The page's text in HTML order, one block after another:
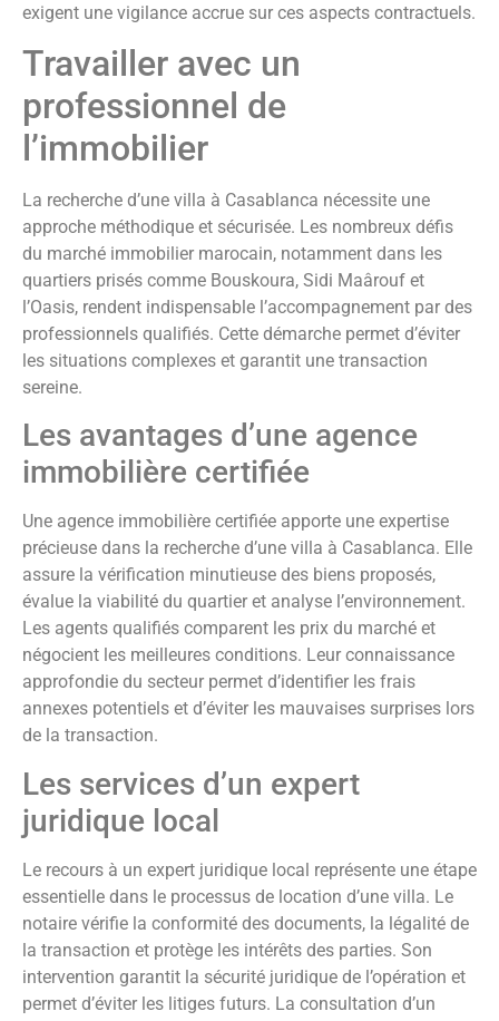
exigent une vigilance accrue sur ces aspects contractuels.
Travailler avec un
professionnel de
l’immobilier
La recherche d’une villa à Casablanca nécessite une
approche méthodique et sécurisée. Les nombreux défis
du marché immobilier marocain, notamment dans les
quartiers prisés comme Bouskoura, Sidi Maârouf et
l’Oasis, rendent indispensable l’accompagnement par des
professionnels qualifiés. Cette démarche permet d’éviter
les situations complexes et garantit une transaction
sereine.
Les avantages d’une agence
immobilière certifiée
Une agence immobilière certifiée apporte une expertise
précieuse dans la recherche d’une villa à Casablanca. Elle
assure la vérification minutieuse des biens proposés,
évalue la viabilité du quartier et analyse l’environnement.
Les agents qualifiés comparent les prix du marché et
négocient les meilleures conditions. Leur connaissance
approfondie du secteur permet d’identifier les frais
annexes potentiels et d’éviter les mauvaises surprises lors
de la transaction.
Les services d’un expert
juridique local
Le recours à un expert juridique local représente une étape
essentielle dans le processus de location d’une villa. Le
notaire vérifie la conformité des documents, la légalité de
la transaction et protège les intérêts des parties. Son
intervention garantit la sécurité juridique de l’opération et
permet d’éviter les litiges futurs. La consultation d’un